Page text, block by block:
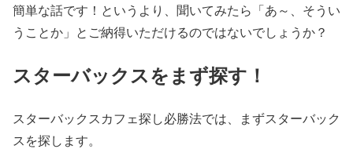
簡単な話です！というより、聞いてみたら「あ～、そうい
うことか」とご納得いただけるのではないでしょうか？
スターバックスをまず探す！
スターバックスカフェ探し必勝法では、まずスターバック
スを探します。